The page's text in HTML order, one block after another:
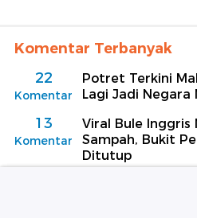
Komentar Terbanyak
22
Komentar
Potret Terkini
Lagi Jadi Negara
13
Komentar
Viral Bule Inggris
Sampah, Bukit
Ditutup